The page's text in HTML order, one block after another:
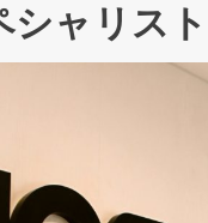
シャリスト